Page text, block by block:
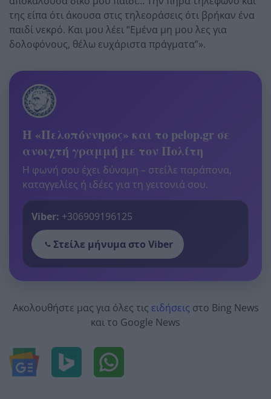
της είπα ότι άκουσα στις τηλεοράσεις ότι βρήκαν ένα
παιδί νεκρό. Και μου λέει “Εμένα μη μου λες για
δολοφόνους, θέλω ευχάριστα πράγματα”».
Η «Πελοπόννησος» και το pelop.gr σε
ανοιχτή γραμμή με τον Πολίτη
Η φωνή σου έχει δύναμη – στείλε παράπονα,
καταγγελίες ή ιδέες για τη γειτονιά σου.
Viber: +306909196125
Στείλε μήνυμα στο Viber
Ακολουθήστε μας για όλες τις ειδήσεις στο Bing News
και το Google News